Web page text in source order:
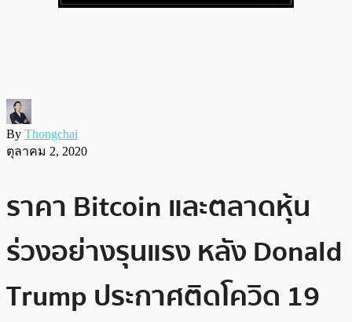
By Thongchai
ตุลาคม 2, 2020
ราคา Bitcoin และตลาดหุ้น
ร่วงอย่างรุนแรง หลัง Donald
Trump ประกาศติดโควิด 19